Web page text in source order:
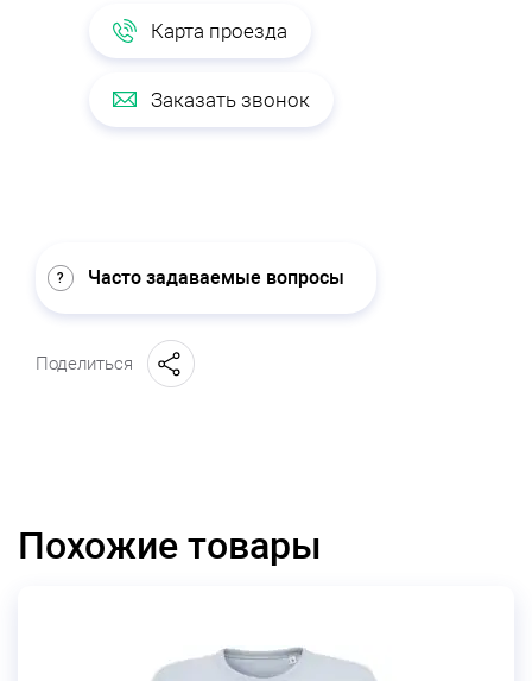
Карта проезда
Заказать звонок
Часто задаваемые вопросы
Поделиться
Похожие товары